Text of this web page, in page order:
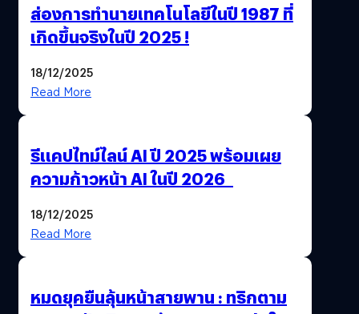
ส่องการทำนายเทคโนโลยีในปี 1987 ที่
เกิดขึ้นจริงในปี 2025 !
18/12/2025
Read More
รีแคปไทม์ไลน์ AI ปี 2025 พร้อมเผย
ความก้าวหน้า AI ในปี 2026
18/12/2025
Read More
หมดยุคยืนลุ้นหน้าสายพาน : ทริกตาม